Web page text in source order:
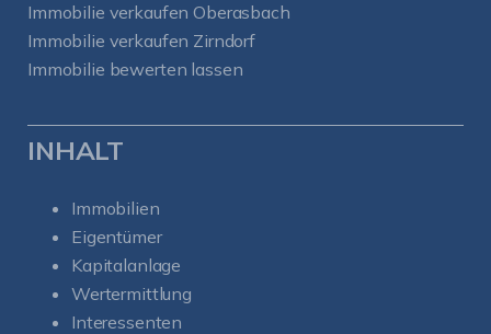
Immobilie verkaufen Oberasbach
Immobilie verkaufen Zirndorf
Immobilie bewerten lassen
INHALT
Immobilien
Eigentümer
Kapitalanlage
Wertermittlung
Interessenten